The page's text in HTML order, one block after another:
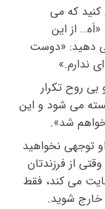
کنید که می
از این
دهید: «دوست
ندارم.»
روح تکرار
می شود و این
شد».
توجهی نخواهید
از فرزندتان
می کند، فقط
خارج شوید.